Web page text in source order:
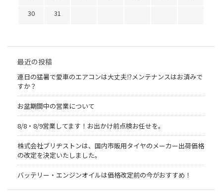
30
31
最近の投稿
連日の猛暑で愛車のエアコンは大丈夫⁉メンテナンスはお済みで
すか？
お盆期間中の営業について
8/8・8/9営業してます！お出かけ前点検お任せを。
株式会社ブリヂストンは、国内市販用タイヤのメーカー出荷価格
の改定を決定いたしました。
バッテリー・エンジンオイルは価格改定前の今がおすすめ！